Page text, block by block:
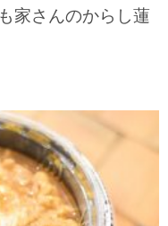
家さんのからし蓮